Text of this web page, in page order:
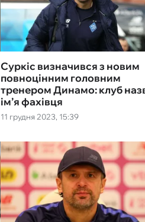
11 грудня 2023, 15:39
Суркіс визначився з новим
повноцінним головним
тренером Динамо: клуб
ім’я фахівця